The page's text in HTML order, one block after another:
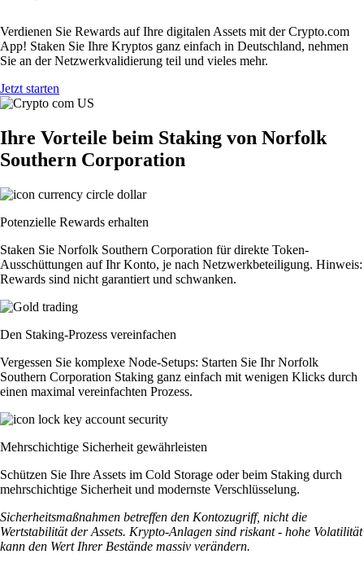
Verdienen Sie Rewards auf Ihre digitalen Assets mit der Crypto.com
App! Staken Sie Ihre Kryptos ganz einfach in Deutschland, nehmen
Sie an der Netzwerkvalidierung teil und vieles mehr.
Jetzt starten
Ihre Vorteile beim Staking von Norfolk
Southern Corporation
Potenzielle Rewards erhalten
Staken Sie Norfolk Southern Corporation für direkte Token-
Ausschüttungen auf Ihr Konto, je nach Netzwerkbeteiligung. Hinweis:
Rewards sind nicht garantiert und schwanken.
Den Staking-Prozess vereinfachen
Vergessen Sie komplexe Node-Setups: Starten Sie Ihr Norfolk
Southern Corporation Staking ganz einfach mit wenigen Klicks durch
einen maximal vereinfachten Prozess.
Mehrschichtige Sicherheit gewährleisten
Schützen Sie Ihre Assets im Cold Storage oder beim Staking durch
mehrschichtige Sicherheit und modernste Verschlüsselung.
Sicherheitsmaßnahmen betreffen den Kontozugriff, nicht die
Wertstabilität der Assets. Krypto-Anlagen sind riskant - hohe Volatilität
kann den Wert Ihrer Bestände massiv verändern.